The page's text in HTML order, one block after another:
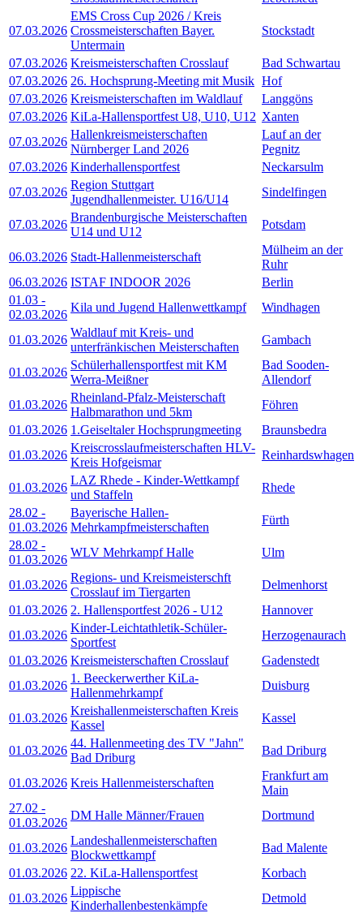
07.03.2026
EMS Cross Cup 2026 / Kreis
Crossmeisterschaften Bayer.
Untermain
Stockstadt
07.03.2026 Kreismeisterschaften Crosslauf
Bad Schwartau
07.03.2026 26. Hochsprung-Meeting mit Musik Hof
07.03.2026 Kreismeisterschaften im Waldlauf
Langgöns
07.03.2026 KiLa-Hallensportfest U8, U10, U12 Xanten
07.03.2026
Hallenkreismeisterschaften
Nürnberger Land 2026
Lauf an der
Pegnitz
07.03.2026 Kinderhallensportfest
Neckarsulm
07.03.2026
Region Stuttgart
Jugendhallenmeister. U16/U14
Sindelfingen
07.03.2026
Brandenburgische Meisterschaften
U14 und U12
Potsdam
06.03.2026 Stadt-Hallenmeisterschaft
Mülheim an der
Ruhr
06.03.2026 ISTAF INDOOR 2026
Berlin
01.03 -
02.03.2026
Kila und Jugend Hallenwettkampf Windhagen
01.03.2026
Waldlauf mit Kreis- und
unterfränkischen Meisterschaften
Gambach
01.03.2026
Schülerhallensportfest mit KM
Werra-Meißner
Bad Sooden-
Allendorf
01.03.2026
Rheinland-Pfalz-Meisterschaft
Halbmarathon und 5km
Föhren
01.03.2026 1.Geiseltaler Hochsprungmeeting
Braunsbedra
01.03.2026
Kreiscrosslaufmeisterschaften HLV-
Kreis Hofgeismar
Reinhardswhagen
01.03.2026
LAZ Rhede - Kinder-Wettkampf
und Staffeln
Rhede
28.02 -
01.03.2026
Bayerische Hallen-
Mehrkampfmeisterschaften
Fürth
28.02 -
01.03.2026
WLV Mehrkampf Halle Ulm
01.03.2026
Regions- und Kreismeisterschft
Crosslauf im Tiergarten
Delmenhorst
01.03.2026 2. Hallensportfest 2026 - U12
Hannover
01.03.2026
Kinder-Leichtathletik-Schüler-
Sportfest
Herzogenaurach
01.03.2026 Kreismeisterschaften Crosslauf
Gadenstedt
01.03.2026
1. Beeckerwerther KiLa-
Hallenmehrkampf
Duisburg
01.03.2026
Kreishallenmeisterschaften Kreis
Kassel
Kassel
01.03.2026
44. Hallenmeeting des TV "Jahn"
Bad Driburg
Bad Driburg
01.03.2026 Kreis Hallenmeisterschaften
Frankfurt am
Main
27.02 -
01.03.2026
DM Halle Männer/Frauen Dortmund
01.03.2026
Landeshallenmeisterschaften
Blockwettkampf
Bad Malente
01.03.2026 22. KiLa-Hallensportfest
Korbach
01.03.2026
Lippische
Kinderhallenbestenkämpfe
Detmold